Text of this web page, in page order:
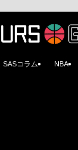
SASコラム NBA